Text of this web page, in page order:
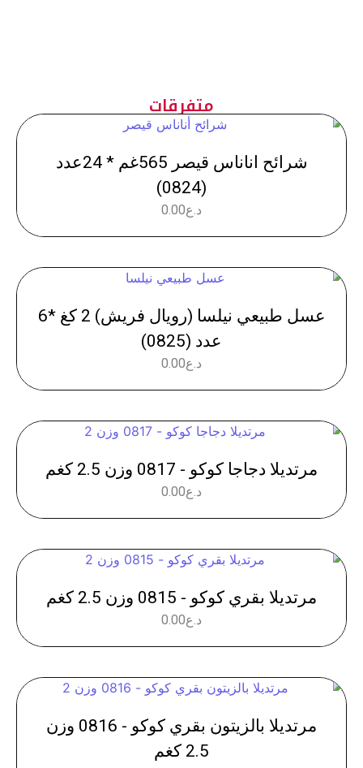
متفرقات
شرائح اناناس قيصر 565غم * 24عدد
(0824)
د.ع0.00
عسل طبيعي نيلسا (رويال فريش) 2 كغ *6
عدد (0825)
د.ع0.00
مرتديلا دجاجا كوكو - 0817 وزن 2.5 كغم
د.ع0.00
مرتديلا بقري كوكو - 0815 وزن 2.5 كغم
د.ع0.00
مرتديلا بالزيتون بقري كوكو - 0816 وزن
2.5 كغم